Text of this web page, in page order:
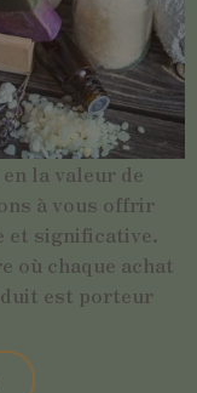
la valeur de
à vous offrir
et significative.
où chaque achat
est porteur